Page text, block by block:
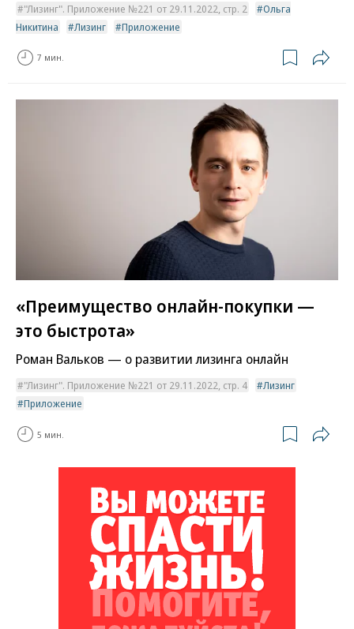
"Лизинг". Приложение №221 от 29.11.2022, стр. 2
Ольга
Никитина
Лизинг Приложение
7 мин.
«Преимущество онлайн-покупки —
это быстрота»
Роман Вальков — о развитии лизинга онлайн
"Лизинг". Приложение №221 от 29.11.2022, стр. 4
Лизинг
Приложение
5 мин.